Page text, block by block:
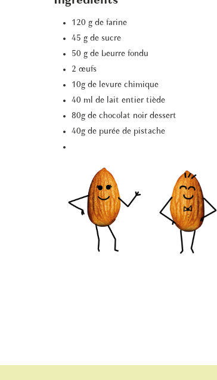
120 g de farine
45 g de sucre
50 g de beurre fondu
2 œufs
10g de levure chimique
40 ml de lait entier tiède
80g de chocolat noir dessert
40g de purée de pistache